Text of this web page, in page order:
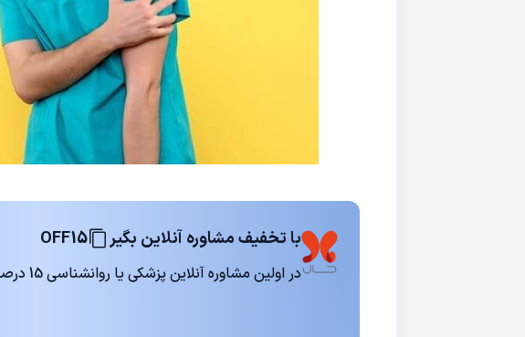
با تخفیف مشاوره آنلاین بگیر OFF15
در اولین مشاوره آنلاین پزشکی یا روانشناسی 15 درصد تخفیف بگیر